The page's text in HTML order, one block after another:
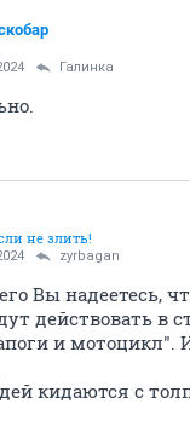
Галинка
не злить!
zyrbagan
Вы надеетесь,
действовать в
и мотоцикл".
кидаются с